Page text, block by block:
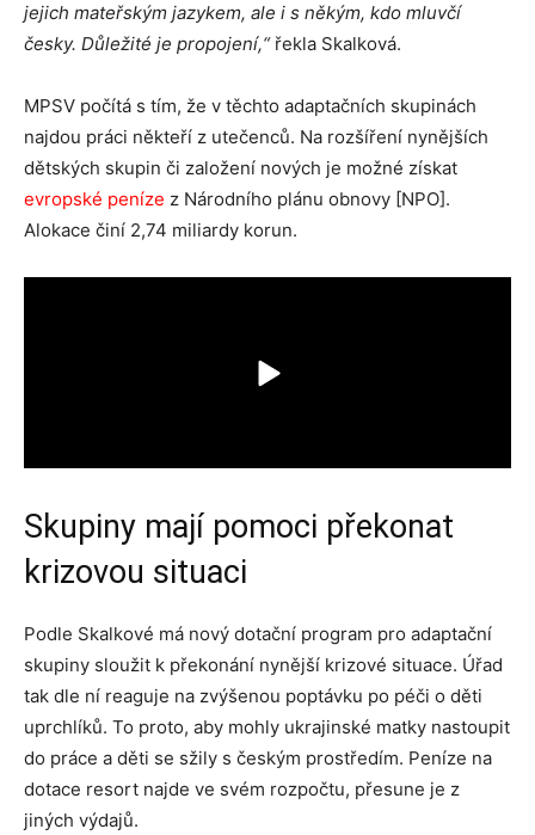
jejich mateřským jazykem, ale i s někým, kdo mluvčí
česky. Důležité je propojení,“řekla Skalková.
MPSV počítá s tím, že v těchto adaptačních skupinách
najdou práci někteří z utečenců. Na rozšíření nynějších
dětských skupin či založení nových je možné získat
evropské peníze z Národního plánu obnovy [NPO].
Alokace činí 2,74 miliardy korun.
Skupiny mají pomoci překonat
krizovou situaci
Podle Skalkové má nový dotační program pro adaptační
skupiny sloužit k překonání nynější krizové situace. Úřad
tak dle ní reaguje na zvýšenou poptávku po péči o děti
uprchlíků. To proto, aby mohly ukrajinské matky nastoupit
do práce a děti se sžily s českým prostředím. Peníze na
dotace resort najde ve svém rozpočtu, přesune je z
jiných výdajů.